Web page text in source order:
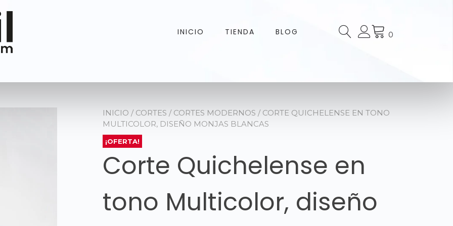
INICIO TIENDA BLOG 0
INICIO / CORTES / CORTES MODERNOS / CORTE QUICHELENSE EN TONO
MULTICOLOR, DISEÑO MONJAS BLANCAS
¡OFERTA!
Corte Quichelense en
tono Multicolor, diseño